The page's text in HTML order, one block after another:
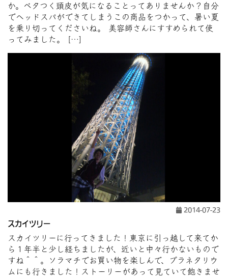
か。ベタつく頭皮が気になることってありませんか？自分
でヘッドスパができてしまうこの商品をつかって、暑い夏
を乗り切ってくださいね。 美容師さんにすすめられて使
ってみました。 […]
2014-07-23
スカイツリー
スカイツリーに行ってきました！東京に引っ越して来てか
ら１年半と少し経ちましたが、近いと中々行かないもので
すね＾＾。ソラマチでお買い物を楽しんで、プラネタリウ
ムにも行きました！ストーリーがあって見ていて飽きませ